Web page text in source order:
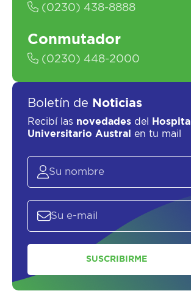
SOLICITAR UN ASESOR
(0230) 438-8888
Conmutador
(0230) 448-2000
Boletín de Noticias
Recibí las novedades del
Hospital
Universitario Austral
en tu mail
SUSCRIBIRME